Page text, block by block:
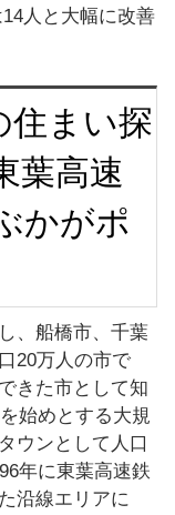
人と大幅に改善
住まい探
葉高速
かがポ
、船橋市、千葉
20万人の市で
きた市として知
始めとする大規
ウンとして人口
年に東葉高速鉄
沿線エリアに